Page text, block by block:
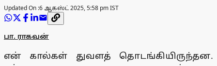
Updated On :6 ஆகஸ்ட் 2025, 5:58 pm IST
பா. ராகவன்
என் கால்கள் துவளத் தொடங்கியிருந்தன.